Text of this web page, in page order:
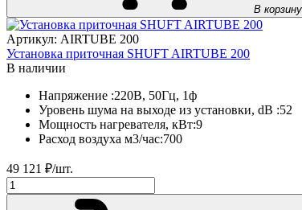
В корзину
Артикул: AIRTUBE 200
Установка приточная SHUFT AIRTUBE 200
В наличии
Напряжение :220В, 50Гц, 1ф
Уровень шума на выходе из установки, dB :52
Мощность нагревателя, кВт:9
Расход воздуха м3/час:700
49 121 ₽/шт.